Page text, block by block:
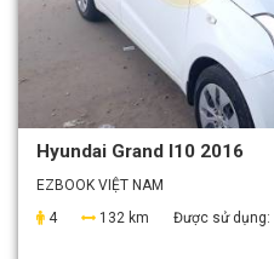
Hyundai Grand I10 2016
EZBOOK VIỆT NAM
4
132 km Được sử dụng: